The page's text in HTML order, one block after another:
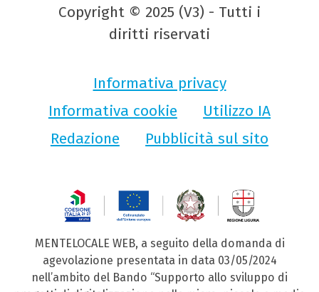
Copyright © 2025 (V3) - Tutti i
diritti riservati
Informativa privacy
Informativa cookie
Utilizzo IA
Redazione
Pubblicità sul sito
MENTELOCALE WEB, a seguito della domanda di
agevolazione presentata in data 03/05/2024
nell’ambito del Bando “Supporto allo sviluppo di